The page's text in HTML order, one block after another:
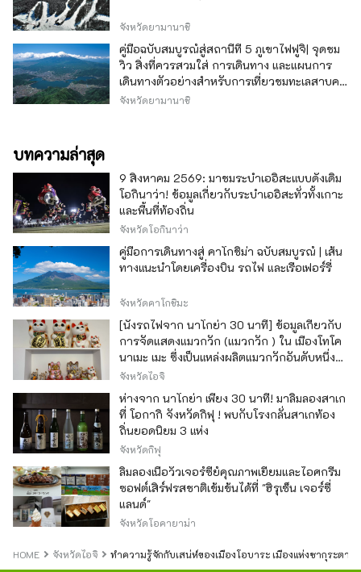
จังหวัดยามานาชิ
คู่มือฉบับสมบูรณ์สู่สถานีที่ 5 ภูเขาไฟฟูจิ| จุดชม
วิว สิ่งที่ควรสวมใส่ การเดินทาง และแผนการ
เดินทางตัวอย่างสำหรับการเที่ยวชมทะเลสาบคา
วากุจิ
จังหวัดยามานาชิ
บทความล่าสุด
9 สิงหาคม 2569: มาชมระบำเออิสะแบบดั้งเดิม
โอกินาว่า! ข้อมูลเกี่ยวกับระบำเออิสะทั่วทั้งเกาะ
และพื้นที่ท้องถิ่น
จังหวัดโอกินาว่า
คู่มือการเดินทางสู่ คาโกชิม่า ฉบับสมบูรณ์ | เส้น
ทางแนะนำโดยเครื่องบิน รถไฟ และเรือเฟอร์รี่
จังหวัดคาโกชิมะ
[นั่งรถไฟจาก นาโกย่า 30 นาที] ข้อมูลเกี่ยวกับ
การจัดแสดงแมวกวัก (แมวกวัก ) ใน เมืองโทโค
นาเมะ เมะ ซึ่งเป็นแหล่งผลิตแมวกวักอันดับหนึ่ง
ของญี่ปุ่น
จังหวัดไอจิ
ห่างจาก นาโกย่า เพียง 30 นาที! มาลิ้มลองสาเก
ที่ โอกากิ จังหวัดกิฟุ ! พบกับโรงกลั่นสาเกท้อง
ถิ่นยอดนิยม 3 แห่ง
จังหวัดกิฟุ
ลิ้มลองเนื้อวัวเจอร์ซีย์คุณภาพเยี่ยมและไอศกรีม
ซอฟต์เสิร์ฟรสชาติเข้มข้นได้ที่ "ฮิรุเซ็น เจอร์ซี่
แลนด์"
จังหวัดโอคายาม่า
HOME จังหวัดไอจิ ทำความรู้จักกับเสน่ห์ของเมืองโอบาระ เมืองแห่งซากุระตา